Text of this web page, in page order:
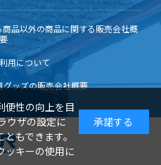
品以外の商品に関する販売会社概
要
用について
ッズの販売会社概要
便性の向上を目
ウザの設定に
もできます。
ッキーの使用に
承諾する